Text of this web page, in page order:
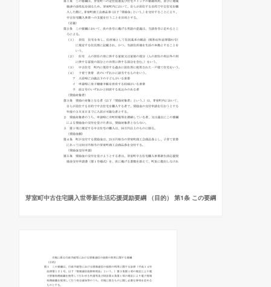
芽室町中古住宅購入世帯新生活応援奨励要綱 （目的） 第1条 この要綱